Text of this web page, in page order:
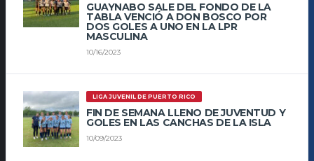
GUAYNABO SALE DEL FONDO DE LA
TABLA VENCIÓ A DON BOSCO POR
DOS GOLES A UNO EN LA LPR
MASCULINA
10/16/2023
LIGA JUVENIL DE PUERTO RICO
FIN DE SEMANA LLENO DE JUVENTUD Y
GOLES EN LAS CANCHAS DE LA ISLA
10/09/2023